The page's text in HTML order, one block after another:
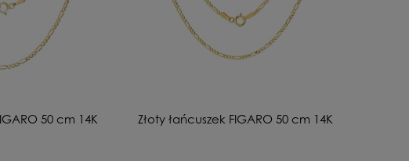
50 cm 14K Złoty łańcuszek FIGARO 50 cm 14K